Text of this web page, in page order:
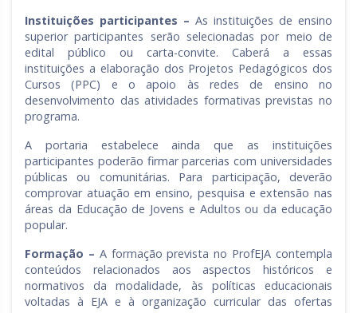
Instituições participantes – As instituições de ensino
superior participantes serão selecionadas por meio de
edital público ou carta-convite. Caberá a essas
instituições a elaboração dos Projetos Pedagógicos dos
Cursos (PPC) e o apoio às redes de ensino no
desenvolvimento das atividades formativas previstas no
programa.
A portaria estabelece ainda que as instituições
participantes poderão firmar parcerias com universidades
públicas ou comunitárias. Para participação, deverão
comprovar atuação em ensino, pesquisa e extensão nas
áreas da Educação de Jovens e Adultos ou da educação
popular.
Formação – A formação prevista no ProfEJA contempla
conteúdos relacionados aos aspectos históricos e
normativos da modalidade, às políticas educacionais
voltadas à EJA e à organização curricular das ofertas